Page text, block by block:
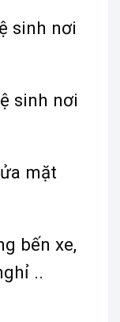
sinh nơi
sinh nơi
mặt
bến xe,
..